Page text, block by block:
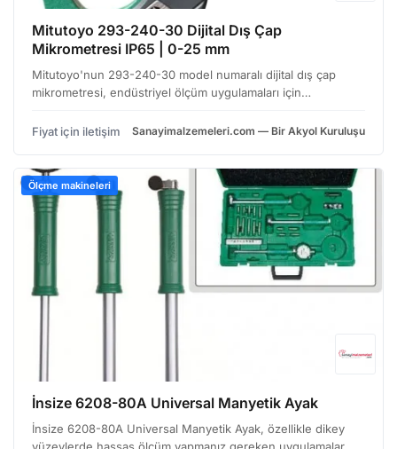
Mitutoyo 293-240-30 Dijital Dış Çap
Mikrometresi IP65 | 0-25 mm
Mitutoyo'nun 293-240-30 model numaralı dijital dış çap
mikrometresi, endüstriyel ölçüm uygulamaları için
zorlu çalışma koşullarında güvenilir performans sunm…
Fiyat için iletişim Sanayimalzemeleri.com — Bir Akyol Kuruluşu
Ölçme makineleri
İnsize 6208-80A Universal Manyetik Ayak
İnsize 6208-80A Universal Manyetik Ayak, özellikle dikey